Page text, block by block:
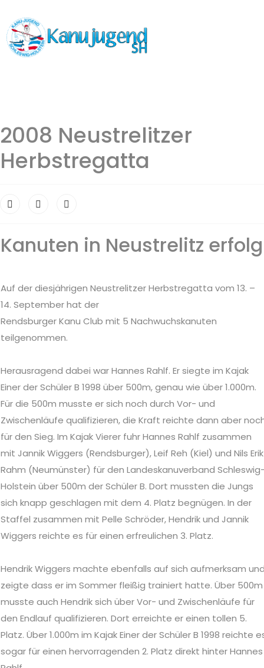
2008 Neustrelitzer
Herbstregatta
Kanuten in Neustrelitz
Auf der diesjährigen Neustrelitzer Herbstregatta vom 13. –
14. September hat der
Rendsburger Kanu Club mit 5 Nachwuchskanuten
teilgenommen.
Herausragend dabei war Hannes Rahlf. Er siegte im Kajak
Einer der Schüler B 1998 über 500m, genau wie über 1.000m.
Für die 500m musste er sich noch durch Vor- und
Zwischenläufe qualifizieren, die Kraft reichte dann aber
für den Sieg. Im Kajak Vierer fuhr Hannes Rahlf zusammen
mit Jannik Wiggers (Rendsburger), Leif Reh (Kiel) und Nils Erik
Rahm (Neumünster) für den Landeskanuverband
Holstein über 500m der Schüler B. Dort mussten die Jungs
sich knapp geschlagen mit dem 4. Platz begnügen. In der
Staffel zusammen mit Pelle Schröder, Hendrik und Jannik
Wiggers reichte es für einen erfreulichen 3. Platz.
Hendrik Wiggers machte ebenfalls auf sich aufmerksam
zeigte dass er im Sommer fleißig trainiert hatte. Über 500m
musste auch Hendrik sich über Vor- und Zwischenläufe für
den Endlauf qualifizieren. Dort erreichte er einen tollen 5.
Platz. Über 1.000m im Kajak Einer der Schüler B 1998 reichte
sogar für einen hervorragenden 2. Platz direkt hinter Hannes